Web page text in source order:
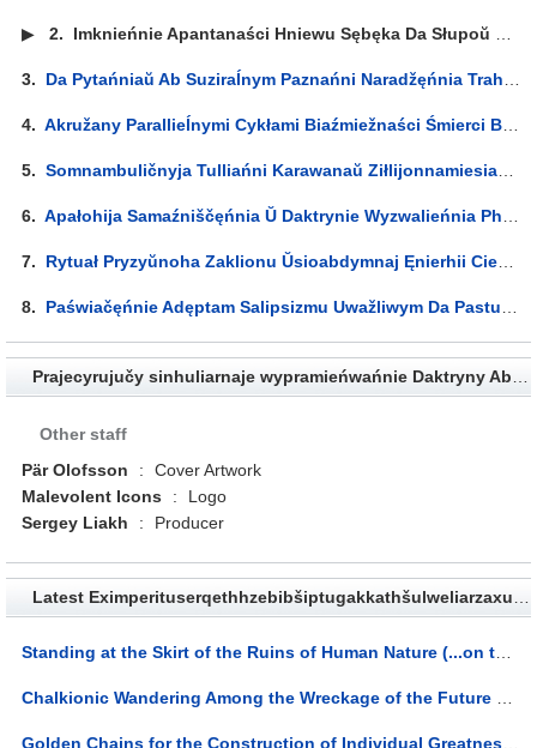
▶2. Imknieńnie Apantanaści Hniewu Sębęka Da Słupoŭ Twaręńnia Ruin Aššurbanipała Skroź Zabaronieny Šliach Ęmpiryjakrytycyzmu Miedytatyŭnych Pahłyblieńniaŭ Ćiomnych Zaklinaĺnikaŭ Pustyni Ŭšęścia Płutona... Lyrics
3. Da Pytańniaŭ Ab Suziraĺnym Paznańni Naradžęńnia Trahiedyi J Niaŭchiĺnaści Hibeli Isnaha Ŭ Wučeńni Anihiliacyi, Jak Pra Pieršaęliemienty Praŭdziwaj Pryrody Askietyčnych Praliehamienaŭ Mižhałaktyčnaha Smutku Smierciśćwiardžajučaj Mudraści... Lyrics
4.Akružany Parallieĺnymi Cykłami Biaźmiežnaści Śmierci Baâl Wadalieja Nakiroŭwaje Wypaliennyja Wačnicy Kosmakarkasaŭ Pachawaĺnych Piramid Pa Toj Bok Miež Twaręńnia Asliapliajučych Promńiaŭ Mietatrona... Lyrics
5.Somnambuličnyja Tulliańni Karawanaŭ Ziłlijonnamiesiacowych Rozumazrokaŭ Žracoŭ Ïrminizmu, Jakija Pakidajuć Pojas Kojpiera, Skroź Hnozis Ękzistęncyjanaĺnaha Immažynaryuma Katakombaŭ Ra-Hoor-Khuit CVII Wymiaręńnia Uročyšča Skarpijonaŭ... Lyrics
6.Apałohija Samaźniščęńnia Ŭ Daktrynie Wyzwalieńnia Philippa Mainländęra, Jak Dumka Jakaja Biaskonca Pahłybliajecca Ad Z'jawy Da Sutnaści, Jość Adzina Dakładnaje Mierkawańnie Ab Wyšęjšaj Marali Indywiduaĺnaj Woli Supraćstajačaj... Lyrics
7. Rytuał Pryzyŭnoha Zaklionu Ŭsioabdymnaj Ęnierhii Ciemry, U Hipastyĺnaj Zalie Matęryjalizacyi Ŭwasablieńniaŭ Kokabaęła, Zaklikany Zubožyć Ahafałahičnyja Abliččy Idałaŭ Anhârąka, Zwajawaŭšych Wypramieńwańnie Pandęmaničnaha Pantęonu Kheri-Beq-F... Lyrics
8. Paświačęńnie Adęptam Salipsizmu Uwažliwym Da Pastuliawańnia Von Hartmana Ab Nieswiadomym U Z'jawach Cialiesnaha J Duchoŭnaha Žyćcia, Što Skažajuć Azimutaĺny Kut Palinhienęzii Ad Zawieršanaha Ŭwasablieńnia Liutaści... Lyrics
Other staff
Pär Olofsson
:
Cover Artwork
Malevolent Icons
:
Logo
Sergey Liakh
: Producer